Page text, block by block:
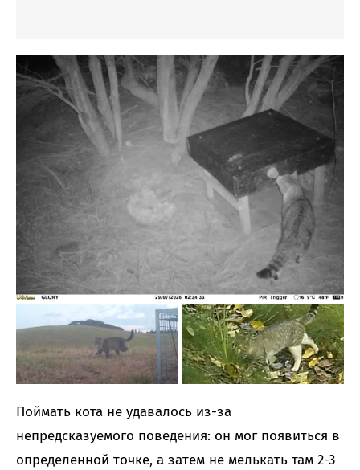
Поймать кота не удавалось из-за
непредсказуемого поведения: он мог появиться в
определенной точке, а затем не мелькать там 2-3